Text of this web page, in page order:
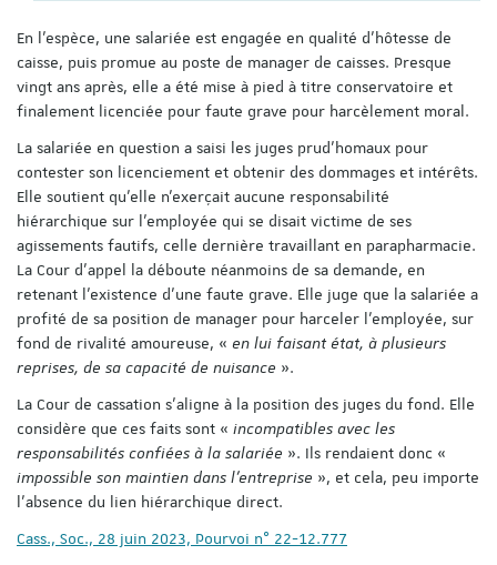
En l’espèce, une salariée est engagée en qualité d'hôtesse de
caisse, puis promue au poste de manager de caisses. Presque
vingt ans après, elle a été mise à pied à titre conservatoire et
finalement licenciée pour faute grave pour harcèlement moral.
La salariée en question a saisi les juges prud’homaux pour
contester son licenciement et obtenir des dommages et intérêts.
Elle soutient qu'elle n'exerçait aucune responsabilité
hiérarchique sur l’employée qui se disait victime de ses
agissements fautifs, celle dernière travaillant en parapharmacie.
La Cour d’appel la déboute néanmoins de sa demande, en
retenant l’existence d’une faute grave. Elle juge que la salariée a
profité de sa position de manager pour harceler l’employée, sur
fond de rivalité amoureuse, « en lui faisant état, à plusieurs
reprises, de sa capacité de nuisance ».
La Cour de cassation s’aligne à la position des juges du fond. Elle
considère que ces faits sont « incompatibles avec les
responsabilités confiées à la salariée ». Ils rendaient donc «
impossible son maintien dans l’entreprise », et cela, peu importe
l’absence du lien hiérarchique direct.
Cass., Soc., 28 juin 2023, Pourvoi n° 22-12.777